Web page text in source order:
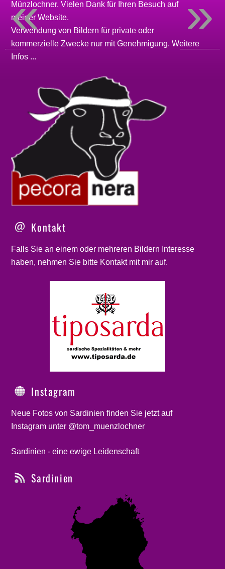
Münzlochner. Vielen Dank für Ihren Besuch auf
meinerWebsite.
Verwendung von Bildern für private oder
kommerzielle Zwecke nur mit Genehmigung.Weitere
Infos ...
Kontakt
Falls Sie an einem oder mehreren Bildern Interesse
haben, nehmen Sie bitte Kontaktmit mir auf.
Instagram
Neue Fotos von Sardinien finden Sie jetzt auf
Instagram unter @tom_muenzlochner
Sardinien - eine ewige Leidenschaft
Sardinien
»
«